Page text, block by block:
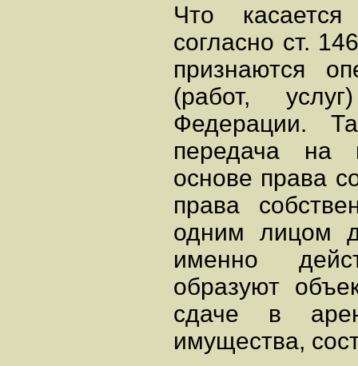
Что
согласно ст.
признаются
(работ,
Федерации.
передача на
основе права
права
одним лицом
именно
образуют
сдаче в
имущества,